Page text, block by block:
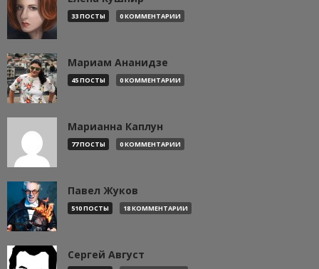
33 ПОСТЫ 0 КОММЕНТАРИИ
Мариам Ананидзе
45 ПОСТЫ 0 КОММЕНТАРИИ
Марианна Каплун
77 ПОСТЫ 0 КОММЕНТАРИИ
Павел Жуков
510 ПОСТЫ 18 КОММЕНТАРИИ
Сергей Август